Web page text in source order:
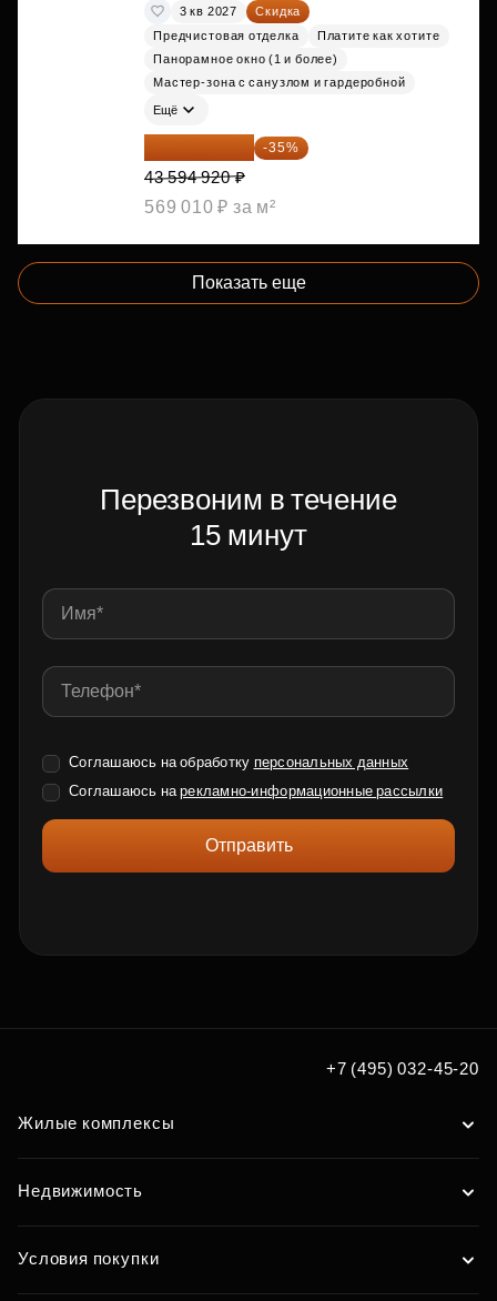
3 кв 2027
Скидка
Предчистовая отделка
Платите как хотите
Панорамное окно (1 и более)
Мастер-зона с санузлом и гардеробной
Ещё
28 336 698 ₽ -35%
43 594 920 ₽
569 010 ₽ за м²
Показать еще
Перезвоним в течение
15 минут
Соглашаюсь на обработку персональных данных
Соглашаюсь нарекламно-информационные рассылки
Отправить
+7 (495) 032-45-20
Жилые комплексы
Недвижимость
Условия покупки